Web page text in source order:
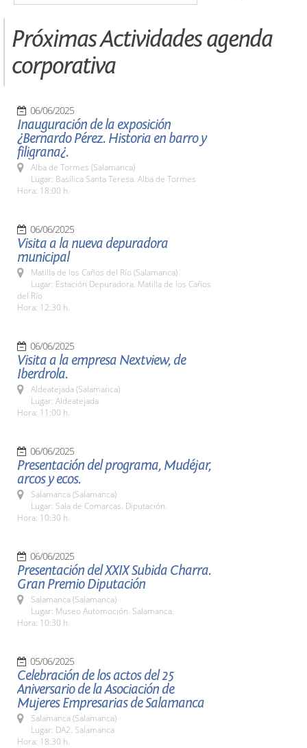
Próximas Actividades agenda
corporativa
06/06/2025
Inauguración de la exposición
¿Bernardo Pérez. Historia en barro y
filigrana¿.
Alba de Tormes (Salamanca)
Lugar: Basílica Santa Teresa. Alba de Tormes
Hora: 18:00 h.
06/06/2025
Visita a la nueva depuradora
municipal
Matilla de los Caños del Río (Salamanca)
Lugar: Estación Depuradora. Matilla de los Caños
del Río
Hora: 12:30 h.
06/06/2025
Visita a la empresa Nextview, de
Iberdrola.
Aldeatejada (Salamanca)
Lugar: Aldeatejada
Hora: 11:00 h.
06/06/2025
Presentación del programa, Mudéjar,
arcos y ecos.
Salamanca (Salamanca)
Lugar: Sala de Comarcas. Diputación.
Hora: 10:30 h.
06/06/2025
Presentación del XXIX Subida Charra.
Gran Premio Diputación
Salamanca (Salamanca)
Lugar: Museo Automoción. Salamanca.
Hora: 10:30 h.
05/06/2025
Celebración de los actos del 25
Aniversario de la Asociación de
Mujeres Empresarias de Salamanca
Salamanca (Salamanca)
Lugar: DA2. Salamanca
Hora: 18:30 h.